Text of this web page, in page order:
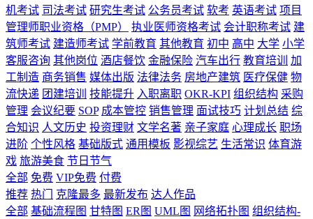
机考试 司法考试 研究生考试 公务员考试 软考 英语考试 项目
管理师职业资格（PMP）
执业医师资格考试 会计职称考试 建
筑师考试 建造师考试 学前教育 其他教育 初中 高中 大学 小学
客服咨询 其他岗位 酒店餐饮 金融保险 汽车出行 教育培训
加
工制造 商务销售 媒体出版 法律法务 房地产建筑 医疗保健 物
流快递 团建培训 技能提升 入职离职 OKR-KPI 组织结构 采购
管理 会议纪要 SOP 成本管控 销售管理 面试技巧 计划总结 综
合知识 人文历史 投资理财 文学名著 亲子家庭 心理成长 职场
进阶 个性风格 基础版式 通用模板 影视综艺 生活常识 体育游
戏 旅游美食 节日节气
全部 免费 VIP免费 付费
推荐 热门 克隆最多 最新发布 达人作品
全部 基础流程图 甘特图 ER图 UML图 网络拓扑图 组织结构-